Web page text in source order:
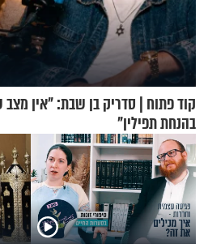
קוד פתוח | סדריק בן שבת: "אין
בהנחת תפילין"